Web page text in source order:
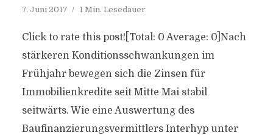
7. Juni 2017 1 Min. Lesedauer
Click to rate this post![Total: 0 Average: 0]Nach
stärkeren Konditionsschwankungen im
Frühjahr bewegen sich die Zinsen für
Immobilienkredite seit Mitte Mai stabil
seitwärts. Wie eine Auswertung des
Baufinanzierungsvermittlers Interhyp unter